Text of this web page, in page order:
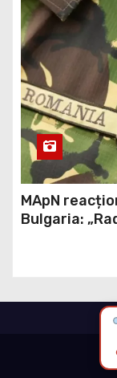
MApN
Bulgaria:
aparat care